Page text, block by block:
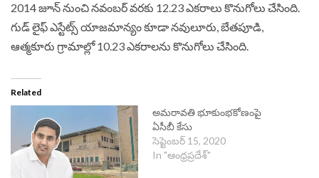
2014 జూన్‌ నుంచి నవంబర్‌ వరకు 12.23 ఎకరాలు కొనుగోలు చేసింది.
గుడ్‌ లైఫ్‌ ఎస్టేట్స్‌ యాజమాన్యం కూడా నవులూరు, బేతపూడి,
ఆత్మకూరు గ్రామాల్లో 10.23 ఎకరాలను కొనుగోలు చేసింది.
Related
అమరావతి భూకుంభకోణంపై
ఏసీబీ కేసు
సెప్టెంబర్ 15, 2020
In "ఆంధ్రప్రదేశ్"